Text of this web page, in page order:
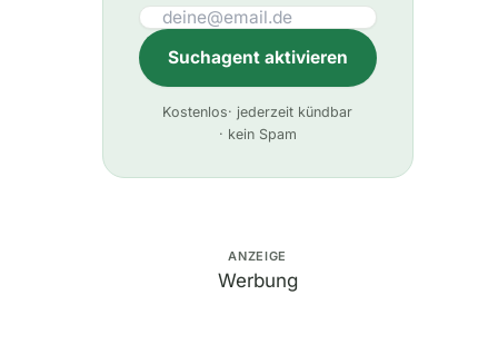
Suchagent aktivieren
l
n
a
Kostenlos· jederzeit kündbar
· kein Spam
ANZEIGE
Werbung